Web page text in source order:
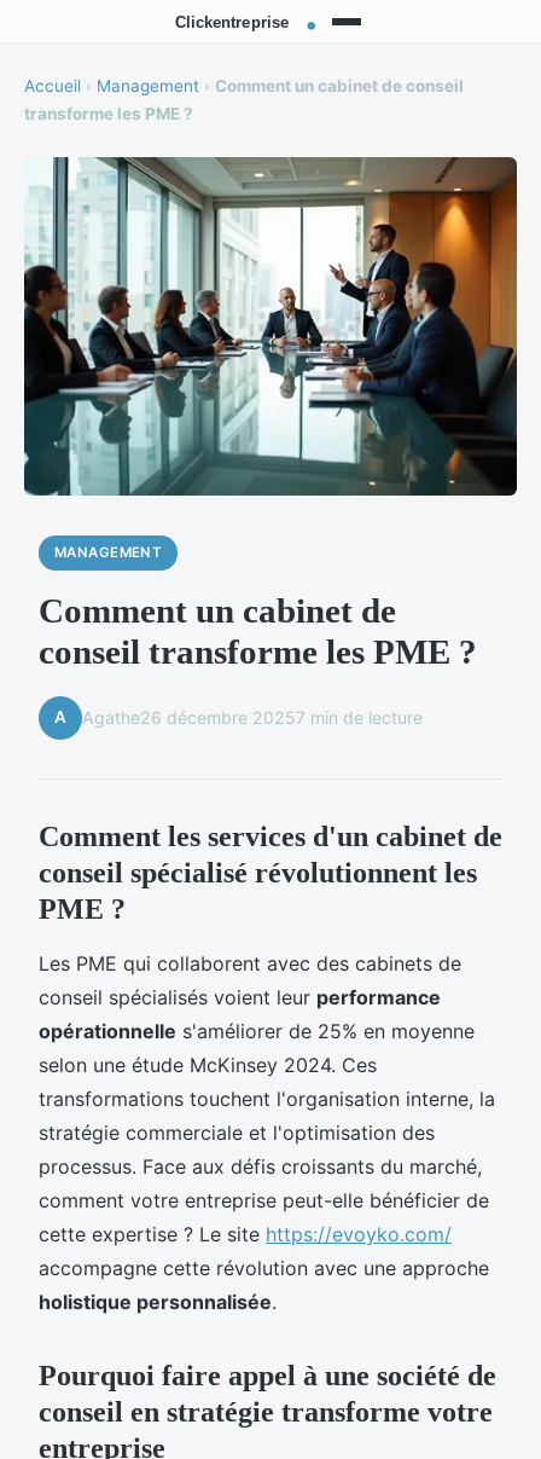
Accueil › Management › Comment un cabinet de conseil
transforme les PME ?
MANAGEMENT
Comment un cabinet de
conseil transforme les PME ?
A Agathe26 décembre 20257 min de lecture
Comment les services d'un cabinet de
conseil spécialisé révolutionnent les
PME ?
Les PME qui collaborent avec des cabinets de
conseil spécialisés voient leur performance
opérationnelle s'améliorer de 25% en moyenne
selon une étude McKinsey 2024. Ces
transformations touchent l'organisation interne, la
stratégie commerciale et l'optimisation des
processus. Face aux défis croissants du marché,
comment votre entreprise peut-elle bénéficier de
cette expertise ? Le site https://evoyko.com/
accompagne cette révolution avec une approche
holistique personnalisée.
Pourquoi faire appel à une société de
conseil en stratégie transforme votre
entreprise